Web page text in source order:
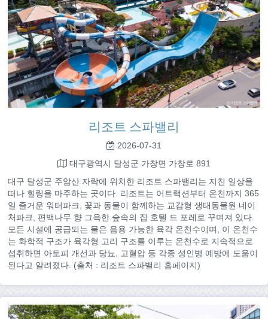
리조트 스파밸리
2026-07-31
대구광역시 달성군 가창면 가창로 891
대구 달성군 주암산 자락에 위치한 리조트 스파밸리는 지친 일상을
떠나 힐링을 마주하는 곳이다. 리조트는 어트랙션부터 온천까지 365
일 즐거운 워터파크, 꽃과 동물이 함께하는 교감형 생태동물원 네이
처파크, 편백나무 향 그윽한 숲속의 집 호텔 드 포레로 꾸며져 있다.
모든 시설에 공급되는 물은 음용 가능한 육각 온천수이며, 이 온천수
는 화학적 구조가 육각형 고리 구조를 이루는 온천수로 지속적으로
섭취하면 아토피 개선과 당뇨, 고혈압 등 각종 성인병 예방에 도움이
된다고 알려졌다. (출처 : 리조트 스파밸리 홈페이지)